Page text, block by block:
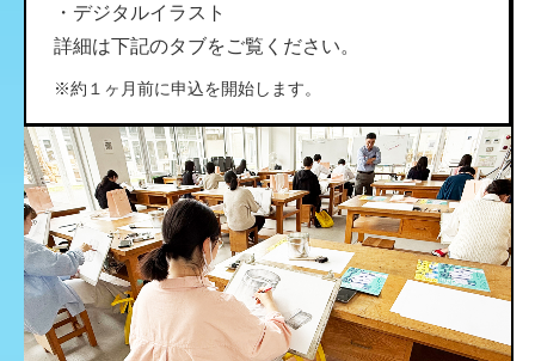
・デジタルイラスト
詳細は下記のタブをご覧ください。
※約１ヶ月前に申込を開始します。